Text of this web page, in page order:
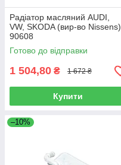
Радіатор масляний AUDI,
VW, SKODA (вир-во Nissens)
90608
Готово до відправки
1 504,80 ₴ 1 672 ₴
Купити
–10%